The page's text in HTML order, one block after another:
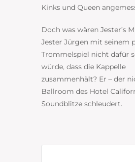
Kinks und Queen
Doch was wären Jester’s
Jester Jürgen mit seinem
Trommelspiel nicht dafür
würde, dass die Kappelle
zusammenhält? Er – der
Ballroom des Hotel
Soundblitze schleudert.